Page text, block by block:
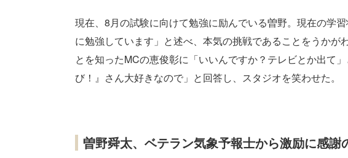
現在、8月の試験に向けて勉強に励んでいる曽野。現在の学
に勉強しています」と述べ、本気の挑戦であることをうかが
とを知ったMCの恵俊彰に「いいんですか？テレビとか出て
び！』さん大好きなので」と回答し、スタジオを笑わせた。
曽野舜太、ベテラン気象予報士から激励に感謝